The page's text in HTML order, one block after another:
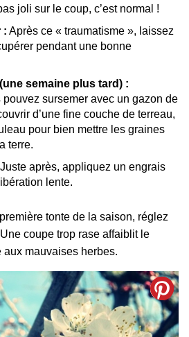
joli sur le coup, c’est normal !
: Après ce « traumatisme », laissez
pendant une bonne
semaine plus tard) :
pouvez sursemer avec un gazon de
d’une fine couche de terreau,
pour bien mettre les graines
terre.
Juste après, appliquez un engrais
lente.
tonte de la saison, réglez
coupe trop rase affaiblit le
mauvaises herbes.